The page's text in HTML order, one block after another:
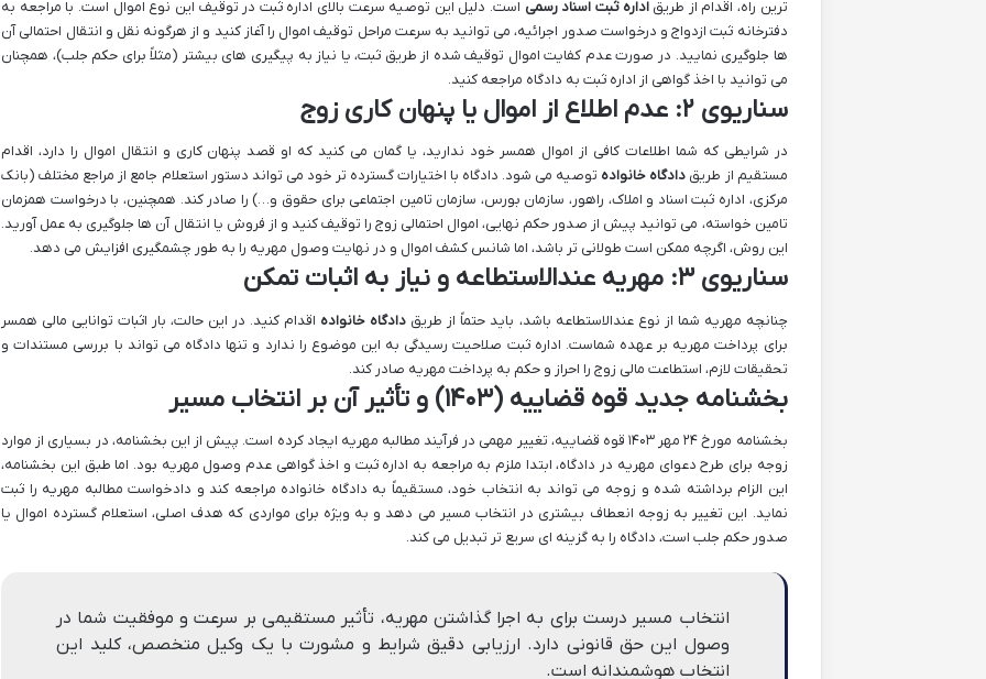
ترین راه، اقدام از طریقاداره ثبت اسناد رسمی است. دلیل این توصیه سرعت بالای اداره ثبت در توقیف این نوع اموال است. با مراجعه به
دفترخانه ثبت ازدواج و درخواست صدور اجرائیه، می توانید به سرعت مراحل توقیف اموال را آغاز کنید و از هرگونه نقل و انتقال احتمالی آن
ها جلوگیری نمایید. در صورت عدم کفایت اموال توقیف شده از طریق ثبت، یا نیاز به پیگیری های بیشتر (مثلاً برای حکم جلب)، همچنان
می توانید با اخذ گواهی از اداره ثبت به دادگاه مراجعه کنید.
سناریوی ۲: عدم اطلاع از اموال یا پنهان کاری زوج
در شرایطی که شما اطلاعات کافی از اموال همسر خود ندارید، یا گمان می کنید که او قصد پنهان کاری و انتقال اموال را دارد، اقدام
مستقیم از طریق دادگاه خانواده توصیه می شود. دادگاه با اختیارات گسترده تر خود می تواند دستور استعلام جامع از مراجع مختلف (بانک
مرکزی، اداره ثبت اسناد و املاک، راهور، سازمان بورس، سازمان تامین اجتماعی برای حقوق و…) را صادر کند. همچنین، با درخواست همزمان
تامین خواسته، می توانید پیش از صدور حکم نهایی، اموال احتمالی زوج را توقیف کنید و از فروش یا انتقال آن ها جلوگیری به عمل آورید.
این روش، اگرچه ممکن است طولانی تر باشد، اما شانس کشف اموال و در نهایت وصول مهریه را به طور چشمگیری افزایش می دهد.
سناریوی ۳: مهریه عندالاستطاعه و نیاز به اثبات تمکن
چنانچه مهریه شما از نوع عندالاستطاعه باشد، باید حتماً از طریق دادگاه خانواده اقدام کنید. در این حالت، بار اثبات توانایی مالی همسر
برای پرداخت مهریه بر عهده شماست. اداره ثبت صلاحیت رسیدگی به این موضوع را ندارد و تنها دادگاه می تواند با بررسی مستندات و
تحقیقات لازم، استطاعت مالی زوج را احراز و حکم به پرداخت مهریه صادر کند.
بخشنامه جدید قوه قضاییه (۱۴۰۳) و تأثیر آن بر انتخاب مسیر
بخشنامه مورخ ۲۴ مهر ۱۴۰۳ قوه قضاییه، تغییر مهمی در فرآیند مطالبه مهریه ایجاد کرده است. پیش از این بخشنامه، در بسیاری از موارد
زوجه برای طرح دعوای مهریه در دادگاه، ابتدا ملزم به مراجعه به اداره ثبت و اخذ گواهی عدم وصول مهریه بود. اما طبق این بخشنامه،
این الزام برداشته شده و زوجه می تواند به انتخاب خود، مستقیماً به دادگاه خانواده مراجعه کند و دادخواست مطالبه مهریه را ثبت
نماید. این تغییر به زوجه انعطاف بیشتری در انتخاب مسیر می دهد و به ویژه برای مواردی که هدف اصلی، استعلام گسترده اموال یا
صدور حکم جلب است، دادگاه را به گزینه ای سریع تر تبدیل می کند.
انتخاب مسیر درست برای به اجرا گذاشتن مهریه، تأثیر مستقیمی بر سرعت و موفقیت شما در
وصول این حق قانونی دارد. ارزیابی دقیق شرایط و مشورت با یک وکیل متخصص، کلید این
انتخاب هوشمندانه است.